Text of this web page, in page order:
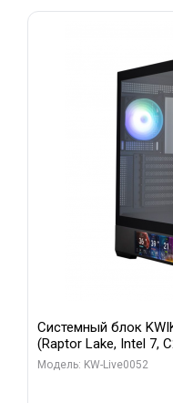
Системный блок
(Raptor Lake, Intel 7,
модуля)/ Palit
Модель: KW-Live0052